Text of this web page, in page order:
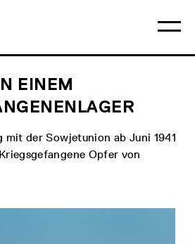
EINEM
mit der Sowjetunion ab Juni 1941
Opfer von